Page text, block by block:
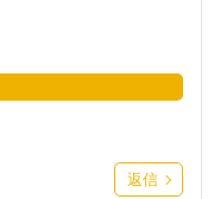
返信